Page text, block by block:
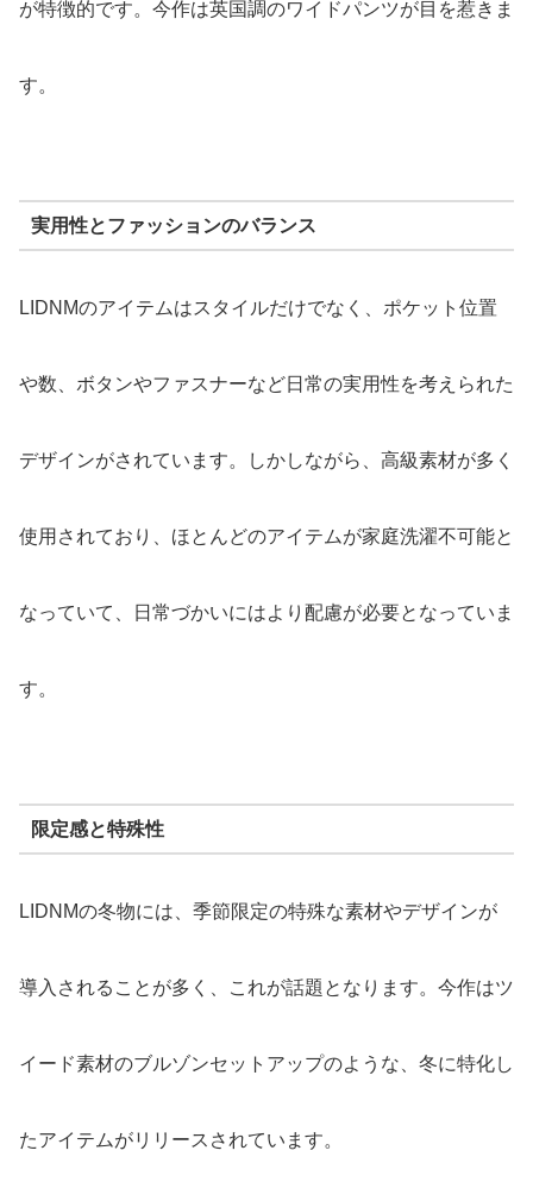
が特徴的です。今作は英国調のワイドパンツが目を惹きま
す。
実用性とファッションのバランス
LIDNMのアイテムはスタイルだけでなく、ポケット位置
や数、ボタンやファスナーなど日常の実用性を考えられた
デザインがされています。しかしながら、高級素材が多く
使用されており、ほとんどのアイテムが家庭洗濯不可能と
なっていて、日常づかいにはより配慮が必要となっていま
す。
限定感と特殊性
LIDNMの冬物には、季節限定の特殊な素材やデザインが
導入されることが多く、これが話題となります。今作はツ
イード素材のブルゾンセットアップのような、冬に特化し
たアイテムがリリースされています。